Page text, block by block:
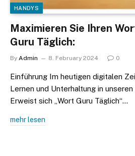
HANDYS
Maximieren Sie Ihren
Guru Täglich:
By Admin 8. February 2024 0
Einführung Im heutigen digitalen
Lernen und Unterhaltung in
Erweist sich „Wort Guru Täglich“…
mehr lesen